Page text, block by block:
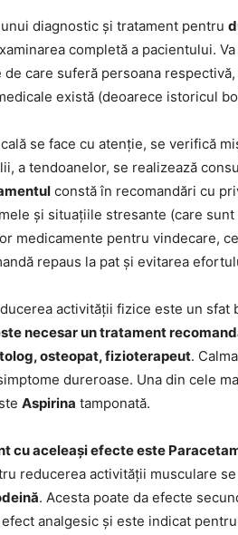
diagnostic și tratament pentru
completă a pacientului.
care suferă persoana
există (deoarece istoricul
se face cu atenție, se verifică
a tendoanelor, se realizează
constă în recomandări cu
și situațiile stresante (care
medicamente pentru vindecare,
repaus la pat și evitarea
activității fizice este un sfat
necesar un tratament
osteopat, fizioterapeut.
dureroase. Una din cele
Aspirina tamponată.
cu aceleași efecte este
reducerea activității musculare
. Acesta poate da efecte
analgesic și este indicat